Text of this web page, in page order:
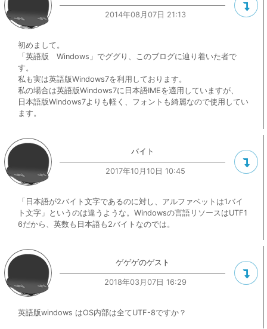
2014年08月07日 21:13
初めまして。
「英語版 Windows」でググり、このブログに辿り着いた者で
す。
私も実は英語版Windows7を利用しております。
私の場合は英語版Windows7に日本語IMEを適用していますが、
日本語版Windows7よりも軽く、フォントも綺麗なので使用してい
ます。
バイト
2017年10月10日 10:45
「日本語が2バイト文字であるのに対し、アルファベットは1バイ
ト文字」というのは違うような。Windowsの言語リソースはUTF1
6だから、英数も日本語も2バイトなのでは。
ゲゲゲのゲスト
2018年03月07日 16:29
英語版windows はOS内部は全てUTF-8ですか？